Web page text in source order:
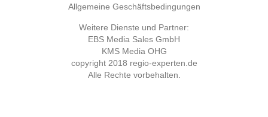
Allgemeine Geschäftsbedingungen
Weitere Dienste und Partner:
EBS Media Sales GmbH
KMS Media OHG
copyright 2018 regio-experten.de
Alle Rechte vorbehalten.